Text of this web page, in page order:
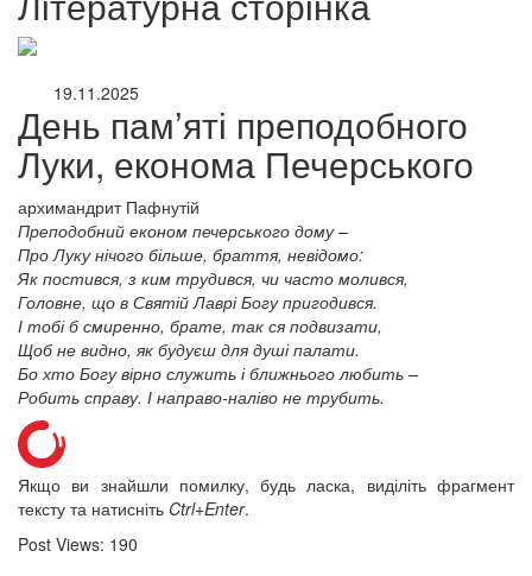
онлайн трансляції
Веб-камери
12 сентября 2015Название трансляции
12 сентября 2015
19.11.2025
День пам’яті преподобного
Луки, економа Печерського
архимандрит Пафнутій
Преподобний економ печерського дому –
Про Луку нічого більше, браття, невідомо:
Як постився, з ким трудився, чи часто молився,
Головне, що в Святій Лаврі Богу пригодився.
І тобі б смиренно, брате, так ся подвизати,
Щоб не видно, як будуєш для душі палати.
Бо хто Богу вірно служить і ближнього любить –
Робить справу. І направо-наліво не трубить.
Якщо ви знайшли помилку, будь ласка, виділіть фрагмент
тексту та натисніть Ctrl+Enter.
Post Views: 190